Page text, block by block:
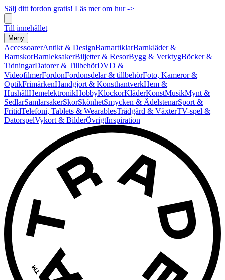
Sälj ditt fordon gratis! Läs mer om hur ->
Till innehållet
Meny
AccessoarerAntikt & DesignBarnartiklarBarnkläder &
BarnskorBarnleksakerBiljetter & ResorBygg & VerktygBöcker &
TidningarDatorer & TillbehörDVD &
VideofilmerFordonFordonsdelar & tillbehörFoto, Kameror &
OptikFrimärkenHandgjort & KonsthantverkHem &
HushållHemelektronikHobbyKlockorKläderKonstMusikMynt &
SedlarSamlarsakerSkorSkönhetSmycken & ÄdelstenarSport &
FritidTelefoni, Tablets & WearablesTrädgård & VäxterTV-spel &
DatorspelVykort & BilderÖvrigtInspiration